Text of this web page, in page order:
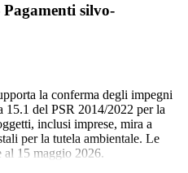
silvo-
la conferma degli impegni
15.1 del PSR 2014/2022 per la
inclusi imprese, mira a
per la tutela ambientale. Le
al 15 maggio 2026.